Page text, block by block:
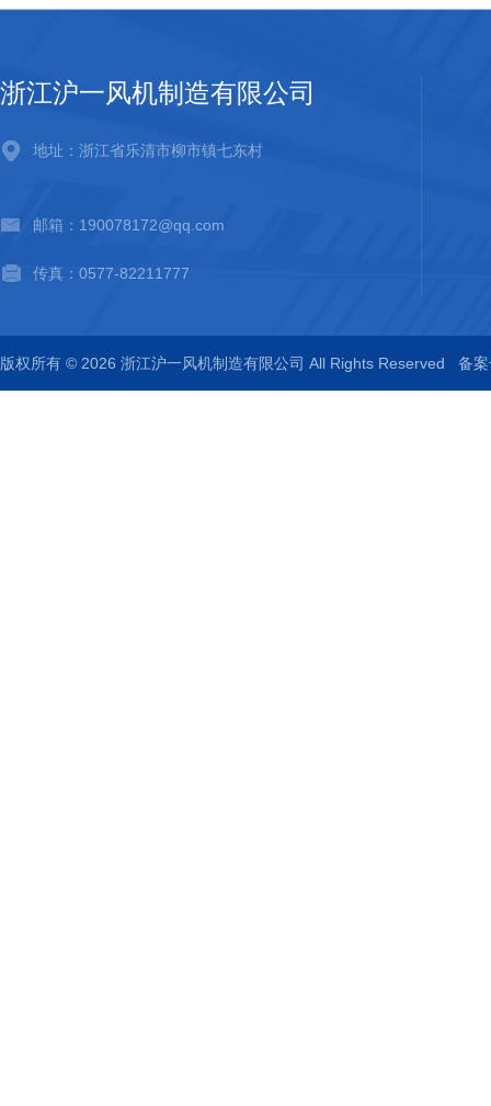
浙江沪一风机制造有限公司
地址：浙江省乐清市柳市镇七东村
邮箱：190078172@qq.com
传真：0577-82211777
版权所有 © 2026 浙江沪一风机制造有限公司 All Rights Reserved 备